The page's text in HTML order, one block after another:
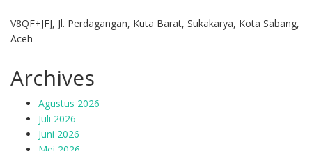
V8QF+JFJ, Jl. Perdagangan, Kuta Barat, Sukakarya, Kota Sabang,
Aceh
Archives
Agustus 2026
Juli 2026
Juni 2026